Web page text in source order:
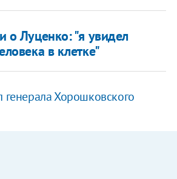
о Луценко: "я увидел
в клетке"
генерала Хорошковского